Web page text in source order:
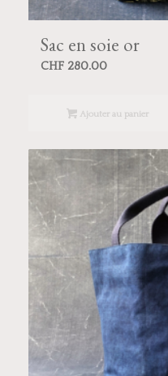
Sac en soie or
CHF280.00
Ajouter au panier